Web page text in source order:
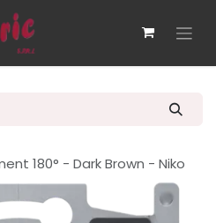
180° - Dark Brown - Niko